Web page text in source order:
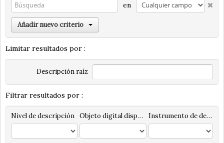
en
Añadir nuevo criterio
Limitar resultados por :
Descripción raíz
Filtrar resultados por :
Nivel de descripción Objeto digital disponibles Instrumento de descripción